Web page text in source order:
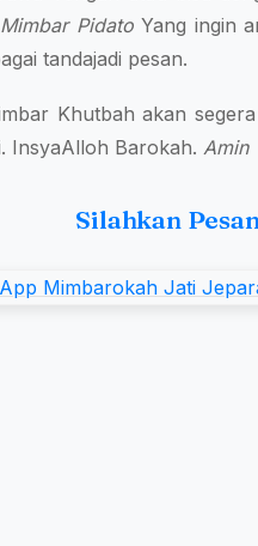
PidatoYang ingin
tandajadi pesan.
Khutbah akan
InsyaAlloh Barokah. Amin
Silahkan